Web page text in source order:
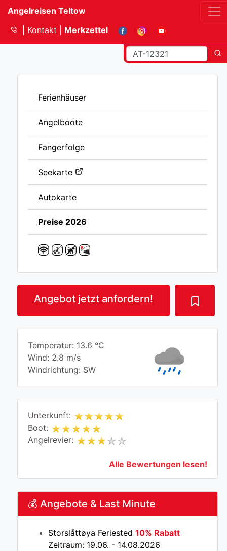
Angelreisen Teltow
Kontakt
Merkzettel
Ferienhäuser
Angelboote
Fangerfolge
Seekarte
Autokarte
Preise 2026
Angebot jetzt anfordern!
Temperatur: 13.6 °C
Wind: 2.8 m/s
Windrichtung: SW
Unterkunft:
Boot:
Angelrevier:
Alle Bewertungen lesen!
💰 Angebote & Last Minute
Storslåttøya Feriested 10% Rabatt
Zeitraum: 19.06. - 14.08.2026